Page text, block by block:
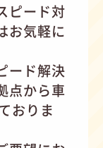
ピード対
お気軽に
ード解決
点から車
おりま